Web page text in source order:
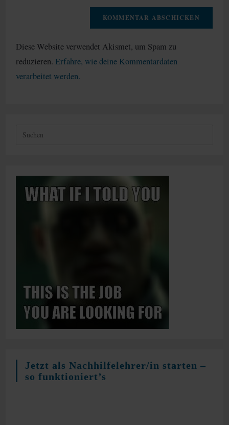
(optional)
Diese Website verwendet Akismet, um Spam zu
reduzieren. Erfahre, wie deine Kommentardaten
verarbeitet werden.
Jetzt als Nachhilfelehrer/in starten –
so funktioniert’s